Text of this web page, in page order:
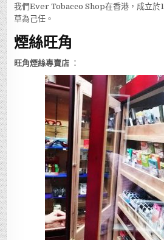
我們Ever Tobacco Shop在香港，成立於
草為己任。
煙絲旺角
旺角煙絲專賣店 ：